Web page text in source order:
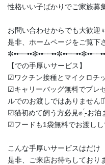
性格いい子ばかりでご家族募
お問い合わせからでも大歓迎‍♀️
是非、ホームページをご覧下
【での手厚いサービス】
︎︎︎︎☑︎ワクチン接種とマイクロチ
︎︎︎︎☑︎キャリーバッグ無料でプレ
ルでのお渡しではありません‪⋆͛
︎︎︎︎☑︎猫初めて飼う方必見✊ ̖́-お泊
︎︎︎︎☑︎フードも1袋無料でお渡しし
こんな手厚いサービスはだけ
是非、ご来店お待ちしており